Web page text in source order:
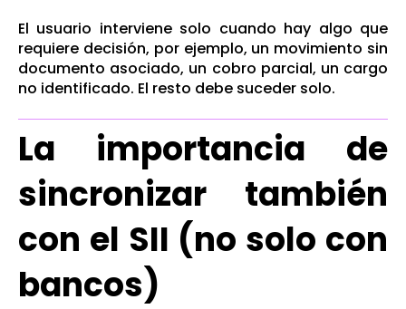
El usuario interviene solo cuando hay algo que
requiere decisión, por ejemplo, un movimiento sin
documento asociado, un cobro parcial, un cargo
no identificado. El resto debe suceder solo.
La importancia de
sincronizar también
con el SII (no solo con
bancos)